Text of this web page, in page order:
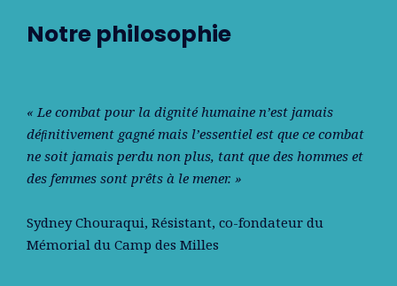
Notre philosophie
« Le combat pour la dignité humaine n’est jamais
déﬁnitivement gagné mais l’essentiel est que ce combat
ne soit jamais perdu non plus, tant que des hommes et
des femmes sont prêts à le mener. »
Sydney Chouraqui, Résistant, co-fondateur du
Mémorial du Camp des Milles